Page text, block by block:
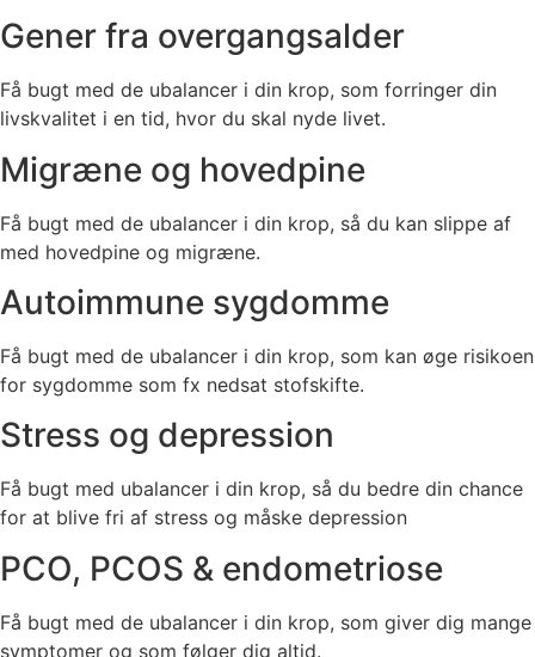
Gener fra overgangsalder
Få bugt med de ubalancer i din krop, som forringer din
livskvalitet i en tid, hvor du skal nyde livet.
Migræne og hovedpine
Få bugt med de ubalancer i din krop, så du kan slippe af
med hovedpine og migræne.
Autoimmune sygdomme
Få bugt med de ubalancer i din krop, som kan øge risikoen
for sygdomme som fx nedsat stofskifte.
Stress og depression
Få bugt med ubalancer i din krop, så du bedre din chance
for at blive fri af stress og måske depression
PCO, PCOS & endometriose
Få bugt med de ubalancer i din krop, som giver dig mange
symptomer og som følger dig altid.